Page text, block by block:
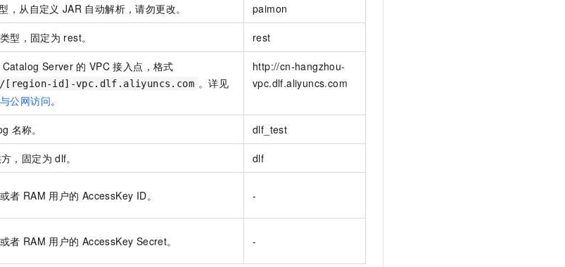
，从自定义 JAR 自动解析，请勿更改。 paimon
类型，固定为 rest。 rest
Catalog Server 的 VPC 接入点，格式
id]-vpc.dlf.aliyuncs.com 。详见
公网访问。
http://cn-hangzhou-
vpc.dlf.aliyuncs.com
名称。 dlf_test
，固定为 dlf。 dlf
者 RAM 用户的 AccessKey ID。 -
者 RAM 用户的 AccessKey Secret。 -